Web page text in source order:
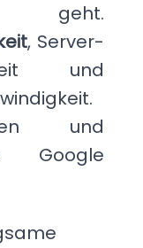
geht.
, Server-
und
und
Google